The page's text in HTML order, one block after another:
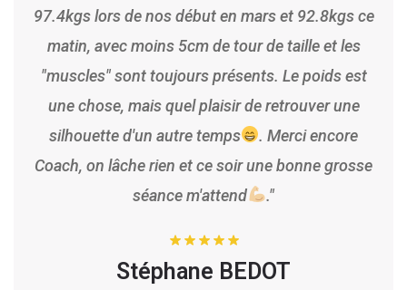
97.4kgs lors de nos début en mars et 92.8kgs ce
matin, avec moins 5cm de tour de taille et les
"muscles" sont toujours présents. Le poids est
une chose, mais quel plaisir de retrouver une
silhouette d'un autre temps
. Merci encore
Coach, on lâche rien et ce soir une bonne grosse
séance m'attend
."
Stéphane BEDOT